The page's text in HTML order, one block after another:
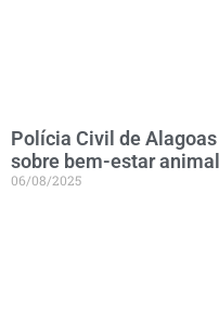
Polícia Civil de
sobre bem-estar
06/08/2025